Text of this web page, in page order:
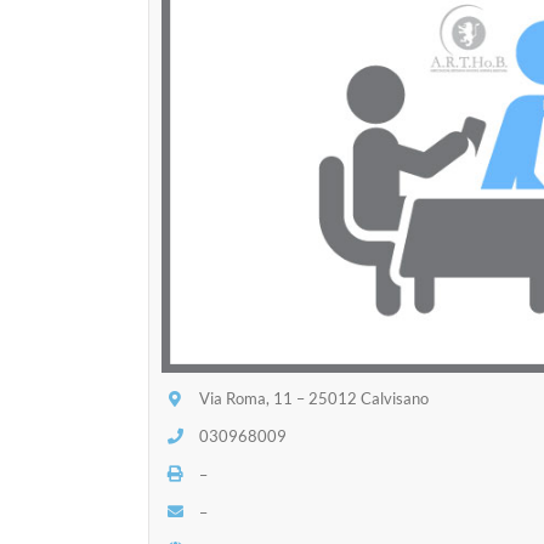
Via Roma, 11 – 25012 Calvisano
030968009
–
–